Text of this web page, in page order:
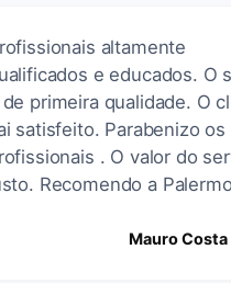
altamente
e educados. O
de primeira qualidade. O
satisfeito. Parabenizo os
. O valor do
Recomendo a Palermo
Mauro Costa